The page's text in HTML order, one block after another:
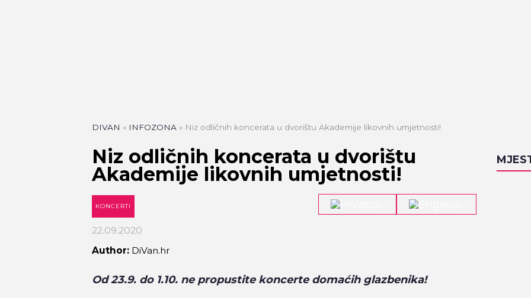
DIVAN » INFOZONA » Niz odličnih koncerata u dvorištu Akademije likovnih umjetnosti!
Niz odličnih koncerata u dvorištu
Akademije likovnih umjetnosti!
KONCERTI
22.09.2020
Author: DiVan.hr
Od 23.9. do 1.10. ne propustite koncerte domaćih glazbenika!